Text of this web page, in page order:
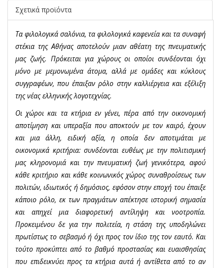
Σχετικά προϊόντα
Τα φιλολογικά σαλόνια, τα φιλολογικά καφενεία και τα συναφή
στέκια της Αθήνας αποτελούν μιαν αθέατη της πνευματικής
μας ζωής. Πρόκειται για χώρους οι οποίοι συνδέονται όχι
μόνο με μεμονωμένα άτομα, αλλά με ομάδες και κύκλους
συγγραφέων, που έπαιξαν ρόλο στην καλλιέργεια και εξέλιξη
της νέας ελληνικής λογοτεχνίας.
Οι χώροι και τα κτήρια εν γένει, πέρα από την οικονομική
αποτίμηση και υπεραξία που αποκτούν με τον καιρό, έχουν
και μια άλλη, ειδική αξία, η οποία δεν αποτιμάται με
οικονομικά κριτήρια: συνδέονται ευθέως με την πολιτισμική
μας κληρονομιά και την πνευματική ζωή γενικότερα, αφού
κάθε κριτήριο και κάθε κοινωνικός χώρος συναθροίσεως των
πολιτών, ιδιωτικός ή δημόσιος, εφόσον στην εποχή του έπαιξε
κάποιο ρόλο, εκ των πραγμάτων απέκτησε ιστορική σημασία
και απηχεί μια διαφορετική αντίληψη και νοοτροπία.
Προκειμένου δε για την πολιτεία, η στάση της υποδηλώνει
πρωτίστως το σεβασμό ή όχι προς τον ίδιο της τον εαυτό. Και
τούτο προκύπτει από το βαθμό προστασίας και ευαισθησίας
που επιδεικνύει προς τα κτήρια αυτά ή αντίθετα από το αν